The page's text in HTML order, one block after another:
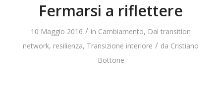
Fermarsi a riflettere
10 Maggio 2016 / in Cambiamento, Dal transition
network, resilienza, Transizione interiore / da Cristiano
Bottone